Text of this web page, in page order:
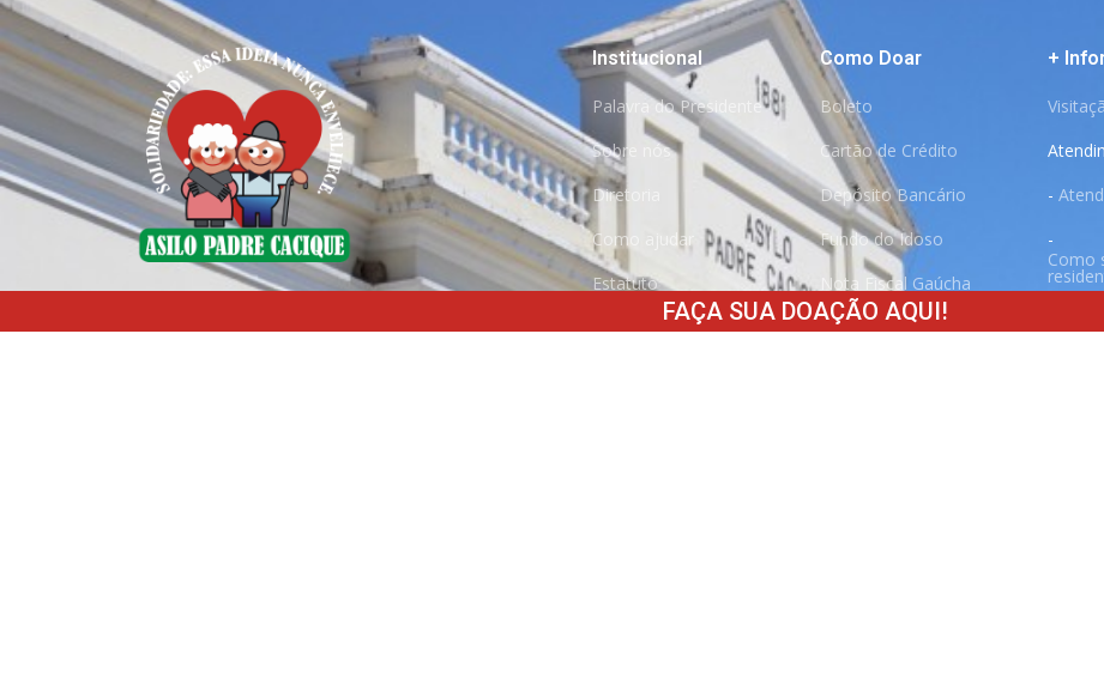
Menino Deus
Institucional
Palavra do Presidente
Sobre nós
Diretoria
Como ajudar
Estatuto
Transparência
Como Doar
Boleto
Cartão de Crédito
Depósito Bancário
Fundo do Idoso
Nota Fiscal Gaúcha
Pix
+
-
-
Como
FAÇA SUA DOAÇÃO AQUI!